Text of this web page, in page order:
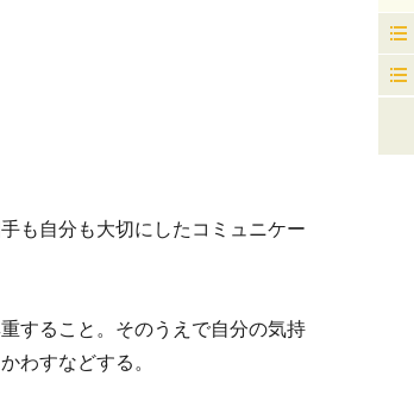
も自分も大切にしたコミュニケー
すること。そのうえで自分の気持
わすなどする。